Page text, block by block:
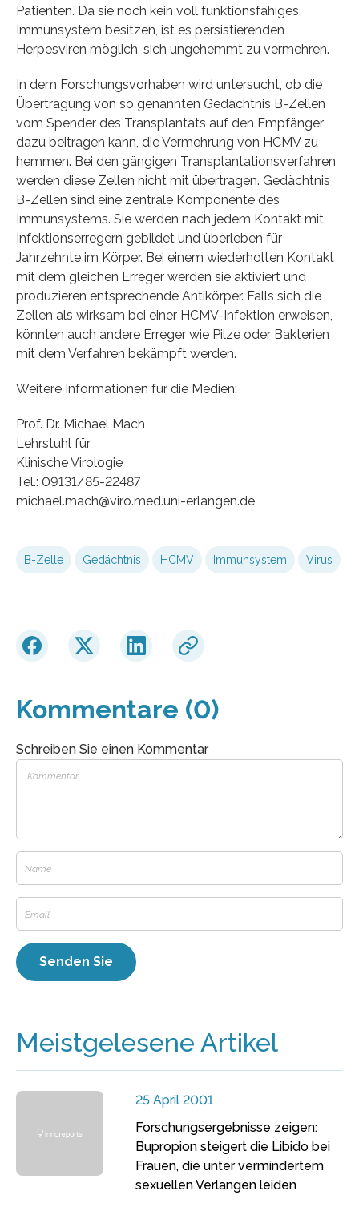
Patienten. Da sie noch kein voll funktionsfähiges
Immunsystem besitzen, ist es persistierenden
Herpesviren möglich, sich ungehemmt zu vermehren.
In dem Forschungsvorhaben wird untersucht, ob die
Übertragung von so genannten Gedächtnis B-Zellen
vom Spender des Transplantats auf den Empfänger
dazu beitragen kann, die Vermehrung von HCMV zu
hemmen. Bei den gängigen Transplantationsverfahren
werden diese Zellen nicht mit übertragen. Gedächtnis
B-Zellen sind eine zentrale Komponente des
Immunsystems. Sie werden nach jedem Kontakt mit
Infektionserregern gebildet und überleben für
Jahrzehnte im Körper. Bei einem wiederholten Kontakt
mit dem gleichen Erreger werden sie aktiviert und
produzieren entsprechende Antikörper. Falls sich die
Zellen als wirksam bei einer HCMV-Infektion erweisen,
könnten auch andere Erreger wie Pilze oder Bakterien
mit dem Verfahren bekämpft werden.
Weitere Informationen für die Medien:
Prof. Dr. Michael Mach
Lehrstuhl für
Klinische Virologie
Tel.: 09131/85-22487
michael.mach@viro.med.uni-erlangen.de
B-Zelle Gedächtnis HCMV Immunsystem Virus
Kommentare (0)
Schreiben Sie einen Kommentar
Meistgelesene Artikel
25 April 2001
Forschungsergebnisse zeigen:
Bupropion steigert die Libido bei
Frauen, die unter vermindertem
sexuellen Verlangen leiden